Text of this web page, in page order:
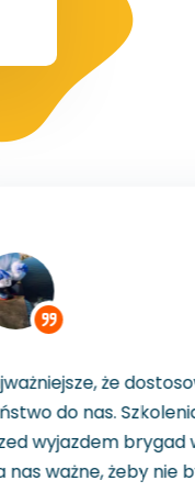
wiedzą, co
a ja mam
To pewność,
jest bezpieczna na